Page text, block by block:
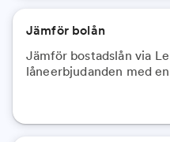
Jämför bolån
Jämför bostadslån via
låneerbjudanden med